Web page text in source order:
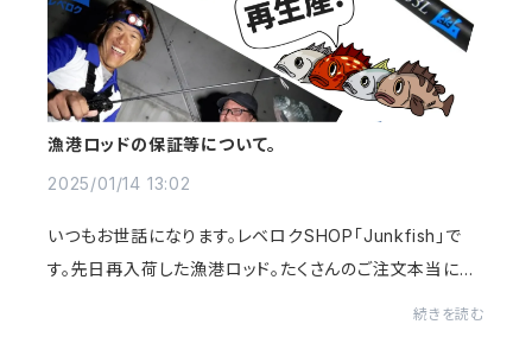
漁港ロッドの保証等について。
2025/01/14 13:02
いつもお世話になります。レベロクSHOP｢Junkfish｣で
す。先日再入荷した漁港ロッド。たくさんのご注文本当に感
続きを読む